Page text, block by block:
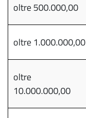
oltre 500.000,00
oltre 1.000.000,00
oltre
10.000.000,00